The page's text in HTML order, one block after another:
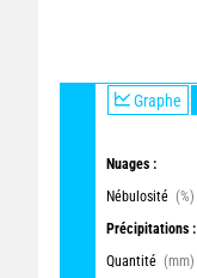
Graphe
Nuages :
Nébulosité (%)
Précipitations :
Quantité (mm)